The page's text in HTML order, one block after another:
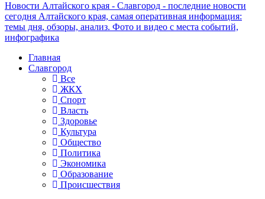
Новости Алтайского края - Славгород - последние новости
сегодня Алтайского края, самая оперативная информация:
темы дня, обзоры, анализ. Фото и видео с места событий,
инфографика
Главная
Славгород
Все
ЖКХ
Спорт
Власть
Здоровье
Культура
Общество
Политика
Экономика
Образование
Происшествия